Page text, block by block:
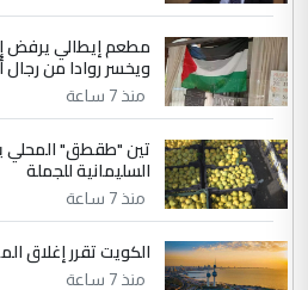
حيدر عاشور
التعليق : تحياتي لك استاذ
دقيق ومسؤول؛ فالاستثمار
وثروات البلد يعتمد على
الموضوع :
بين الإهمال
الرافدين تعاني الجفاف
مطعم إيطالي يرفض
ويخسر روادا من رجال
منذ 7 ساعة
تين "طقطق" المحلي
السليمانية للجملة
منذ 7 ساعة
الكويت تقرر إغلاق
منذ 7 ساعة